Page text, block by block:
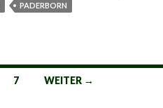
PADERBORN
7 WEITER →